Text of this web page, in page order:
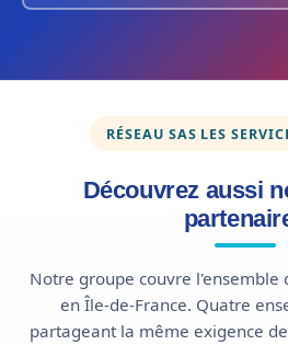
RÉSEAU SAS LES
Découvrez aussi
Notre groupe couvre l'ensemble
en Île-de-France. Quatre
partageant la même exigence